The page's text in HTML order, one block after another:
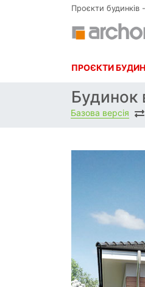
Проєкти будинків
ПРОЄКТИ
Будинок
Базова версія